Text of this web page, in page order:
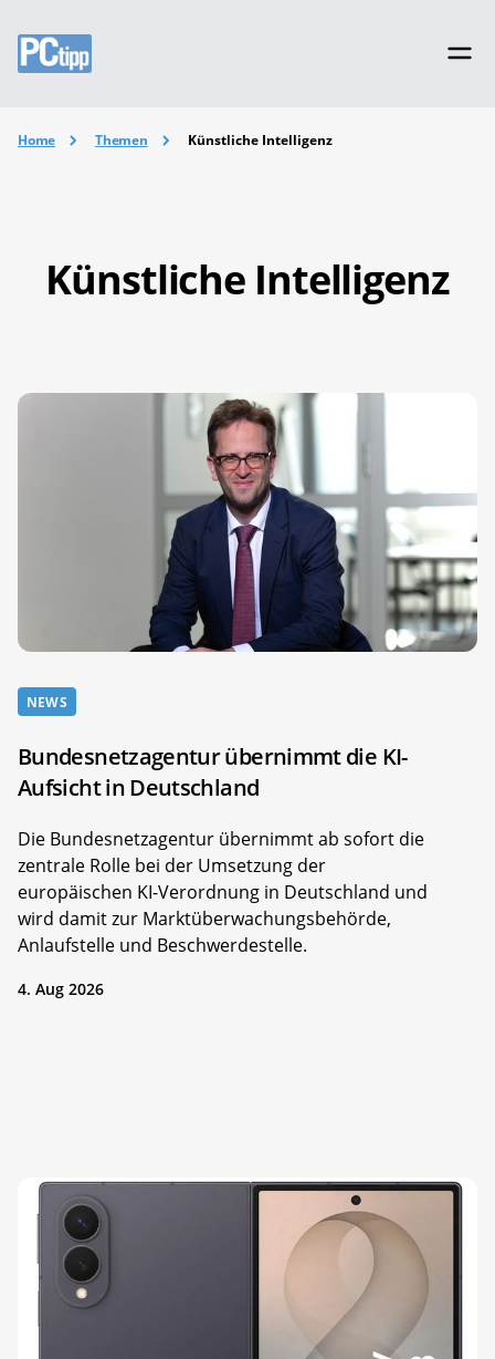
Home Themen Künstliche Intelligenz
Künstliche Intelligenz
NEWS
Bundesnetzagentur übernimmt die KI-
Aufsicht in Deutschland
Die Bundesnetzagentur übernimmt ab sofort die
zentrale Rolle bei der Umsetzung der
europäischen KI-Verordnung in Deutschland und
wird damit zur Marktüberwachungsbehörde,
Anlaufstelle und Beschwerdestelle.
4. Aug 2026